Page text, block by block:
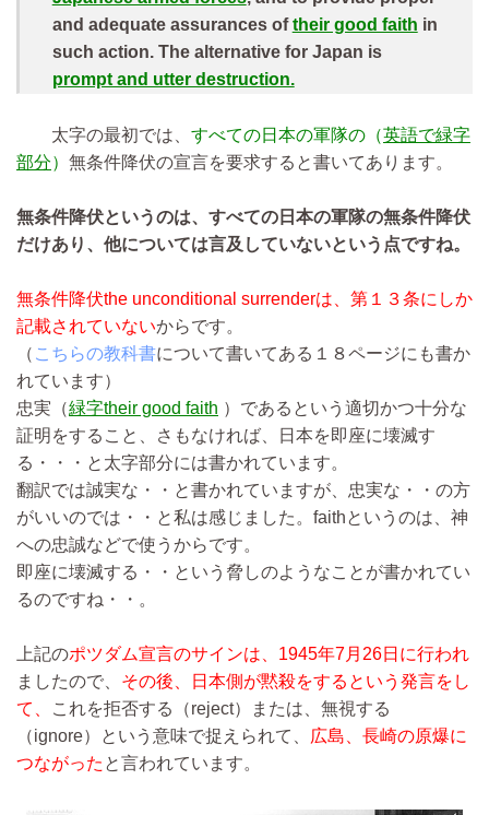
and adequate assurances oftheir good faith in
such action. The alternative for Japan is
prompt and utter destruction.
太字の最初では、 すべての日本の軍隊の（英語で緑字
部分） 無条件降伏の宣言を要求すると書いてあります。
無条件降伏というのは、すべての日本の軍隊の無条件降伏
だけあり、他については言及していないという点ですね。
無条件降伏the unconditional surrenderは、第１３条にしか
記載されていないからです。
（ こちらの教科書について書いてある１８ページにも書か
れています）
忠実（緑字their good faith ）であるという適切かつ十分な
証明をすること、さもなければ、日本を即座に壊滅す
る・・・と太字部分には書かれています。
翻訳では誠実な・・と書かれていますが、忠実な・・の方
がいいのでは・・と私は感じました。faithというのは、神
への忠誠などで使うからです。
即座に壊滅する・・という脅しのようなことが書かれてい
るのですね・・。
上記のポツダム宣言のサインは、1945年7月26日に行われ
ましたので、 その後、日本側が黙殺をするという発言をし
て、
これを拒否する（reject）または、無視する
（ignore）という意味で捉えられて、
広島、長崎の原爆に
つながった と言われています。